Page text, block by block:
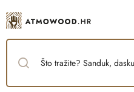
to
content